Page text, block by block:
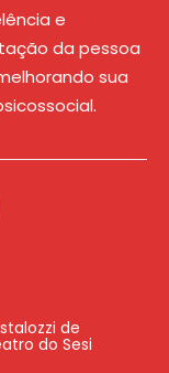
e
da pessoa
sua
de
do Sesi